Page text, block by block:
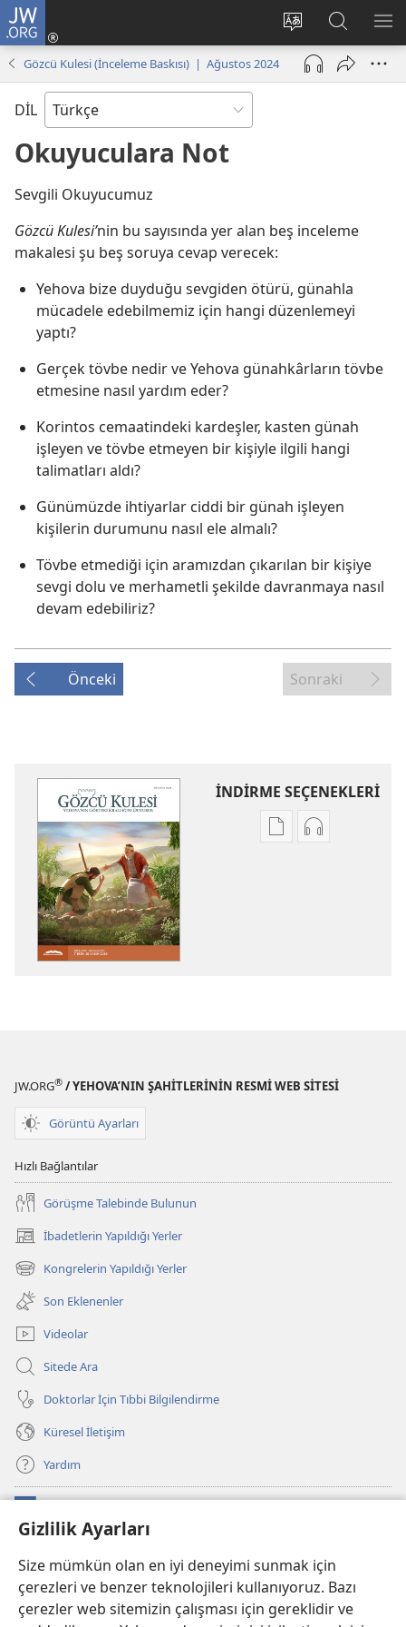
Gizlilik Ayarları
Size mümkün olan en iyi deneyimi sunmak için
çerezleri ve benzer teknolojileri kullanıyoruz. Bazı
çerezler web sitemizin çalışması için gereklidir ve
JW.ORG
Site
dilini
değiştir
Oturum
Aç
pencere
Sitede
Ara
Gözcü Kulesi (İnceleme Baskısı) | Ağustos 2024
DİL
Okuyuculara Not
Sevgili Okuyucumuz
Gözcü Kulesi’nin bu sayısında yer alan beş inceleme
makalesi şu beş soruya cevap verecek:
Yehova bize duyduğu sevgiden ötürü, günahla
mücadele edebilmemiz için hangi düzenlemeyi
yaptı?
Gerçek tövbe nedir ve Yehova günahkârların tövbe
etmesine nasıl yardım eder?
Korintos cemaatindeki kardeşler, kasten günah
işleyen ve tövbe etmeyen bir kişiyle ilgili hangi
talimatları aldı?
Günümüzde ihtiyarlar ciddi bir günah işleyen
kişilerin durumunu nasıl ele almalı?
Tövbe etmediği için aramızdan çıkarılan bir kişiye
sevgi dolu ve merhametli şekilde davranmaya nasıl
devam edebiliriz?
Önceki Sonraki
İNDİRME SEÇENEKLERİ
DijitalSes
JW.ORG® / YEHOVA’NIN ŞAHİTLERİNİN RESMİ WEB SİTESİ
Görüntü Ayarları
Hızlı Bağlantılar
Görüşme Talebinde Bulunun
İbadetlerin Yapıldığı Yerler
(yeni
pencere
açar)
Kongrelerin Yapıldığı Yerler
(yeni
pencere
açar)
Son Eklenenler
Videolar
Sitede Ara
Doktorlar İçin Tıbbi Bilgilendirme
Küresel İletişim
Yardım
(yeni
pencere
Watchtower ONLINE KÜTÜPHANE
(yeni
pencere
açar)
JW Hub ®
(yeni